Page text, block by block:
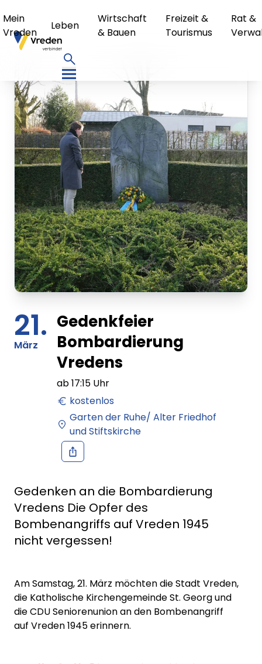
Mein
Vreden
Leben
Wirtschaft
& Bauen
Freizeit &
Tourismus
Rat &
21.
März
Gedenkfeier
Bombardierung
Vredens
ab17:15 Uhr
kostenlos
Garten der Ruhe/ Alter Friedhof
und Stiftskirche
Gedenken an die Bombardierung
Vredens Die Opfer des
Bombenangriffs auf Vreden 1945
nicht vergessen!
Am Samstag, 21. März möchten die Stadt Vreden,
die Katholische Kirchengemeinde St. Georg und
die CDU Seniorenunion an den Bombenangriff
auf Vreden 1945 erinnern.